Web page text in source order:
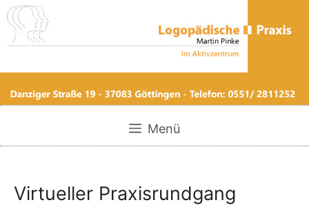
Zum
Inhalt
springen
Menü
Virtueller Praxisrundgang